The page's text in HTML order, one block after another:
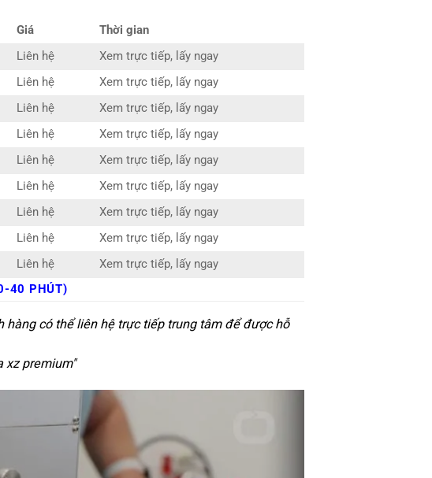
Giá
Thời gian
Liên hệ
Xem trực tiếp, lấy ngay
Liên hệ
Xem trực tiếp, lấy ngay
Liên hệ
Xem trực tiếp, lấy ngay
Liên hệ
Xem trực tiếp, lấy ngay
Liên hệ
Xem trực tiếp, lấy ngay
Liên hệ
Xem trực tiếp, lấy ngay
Liên hệ
Xem trực tiếp, lấy ngay
Liên hệ
Xem trực tiếp, lấy ngay
Liên hệ
Xem trực tiếp, lấy ngay
40 PHÚT)
có thể liên hệ trực tiếp trung tâm để được hỗ
xz premium"